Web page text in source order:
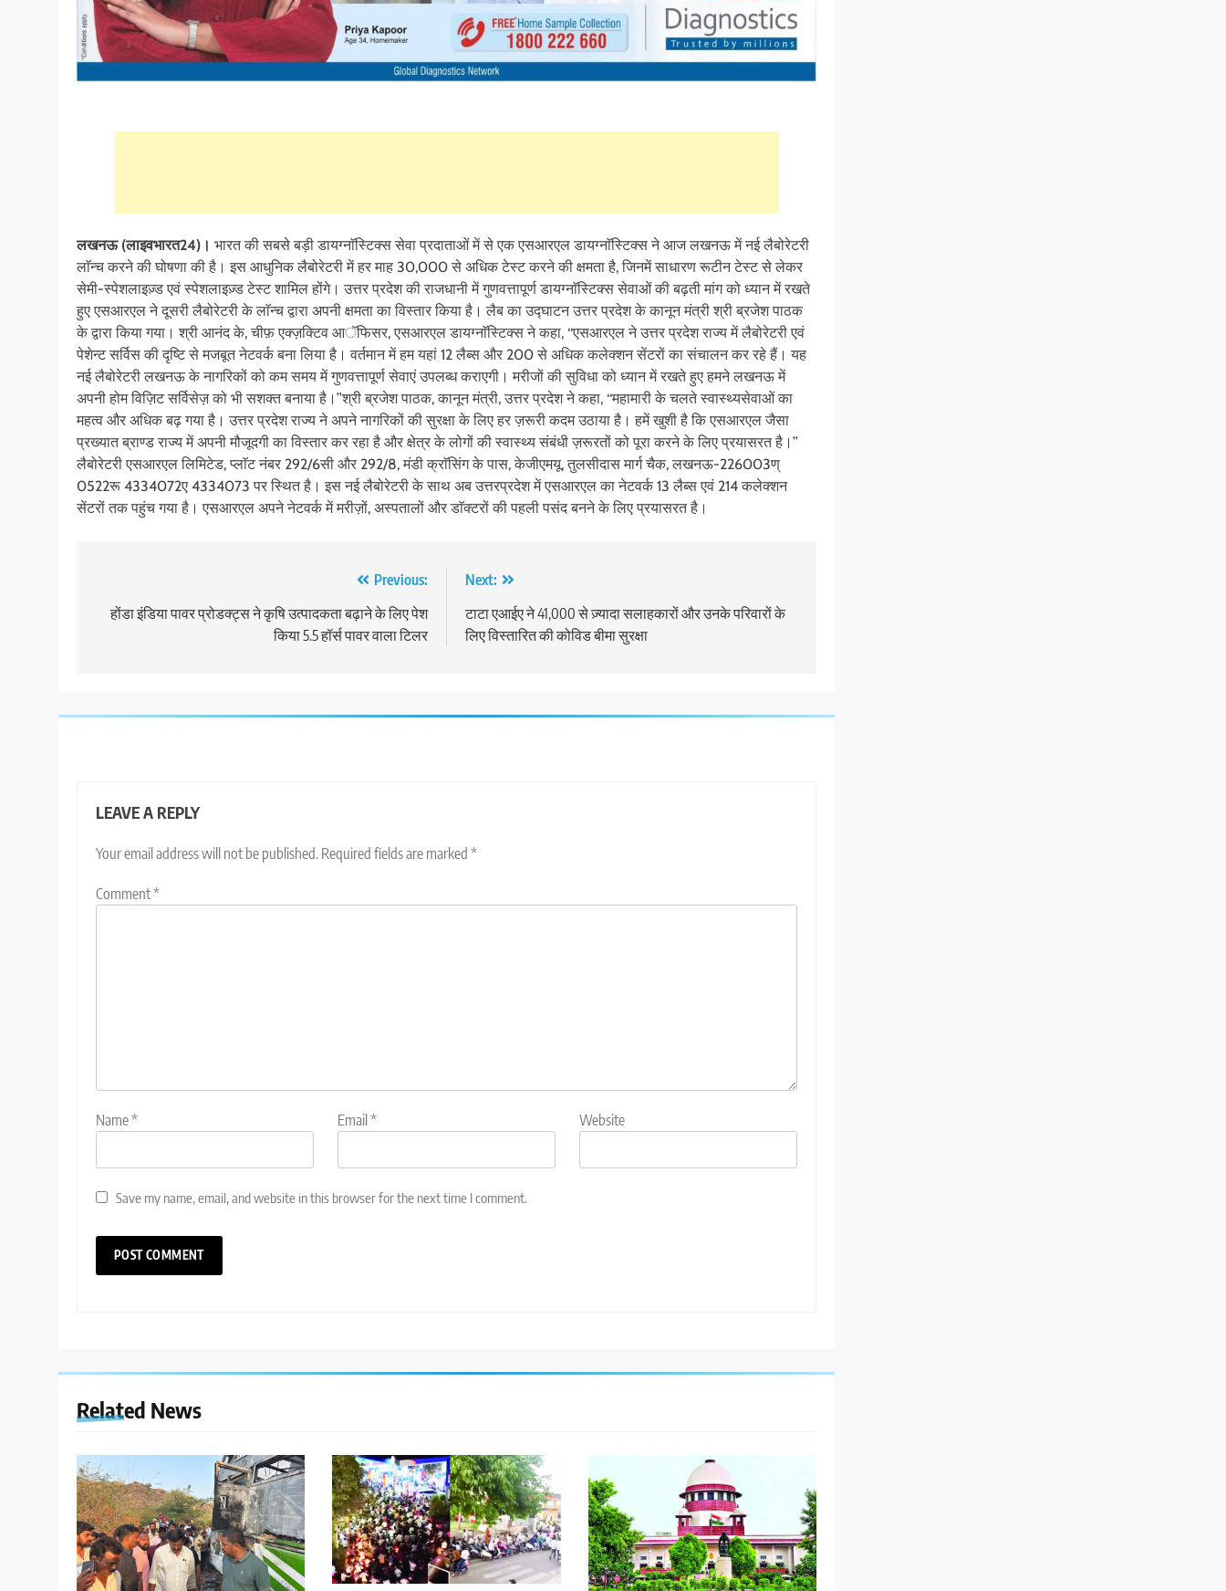
लखनऊ (लाइवभारत24)। भारत की सबसे बड़ी डायग्नाॅस्टिक्स सेवा प्रदाताओं में से एक एसआरएल डायग्नाॅस्टिक्स ने आज लखनऊ में नई लैबोरेटरी
लाॅन्च करने की घोषणा की है। इस आधुनिक लैबोरेटरी में हर माह 30,000 से अधिक टेस्ट करने की क्षमता है, जिनमें साधारण रूटीन टेस्ट से लेकर
सेमी-स्पेशलाइज़्ड एवं स्पेशलाइज़्ड टेस्ट शामिल होंगे। उत्तर प्रदेश की राजधानी में गुणवत्तापूर्ण डायग्नाॅस्टिक्स सेवाओं की बढ़ती मांग को ध्यान में रखते
हुए एसआरएल ने दूसरी लैबोरेटरी के लाॅन्च द्वारा अपनी क्षमता का विस्तार किया है। लैब का उद्घाटन उत्तर प्रदेश के कानून मंत्री श्री ब्रजेश पाठक
के द्वारा किया गया। श्री आनंद के, चीफ़ एक्ज़क्टिव आॅफिसर, एसआरएल डायग्नाॅस्टिक्स ने कहा, ‘‘एसआरएल ने उत्तर प्रदेश राज्य में लैबोरेटरी एवं
पेशेन्ट सर्विस की दृष्टि से मजबूत नेटवर्क बना लिया है। वर्तमान में हम यहां 12 लैब्स और 200 से अधिक कलेक्शन सेंटरों का संचालन कर रहे हैं। यह
नई लैबोरेटरी लखनऊ के नागरिकों को कम समय में गुणवत्तापूर्ण सेवाएं उपलब्ध कराएगी। मरीजों की सुविधा को ध्यान में रखते हुए हमने लखनऊ में
अपनी होम विज़िट सर्विसेज़ को भी सशक्त बनाया है।’’श्री ब्रजेश पाठक, कानून मंत्री, उत्तर प्रदेश ने कहा, ‘‘महामारी के चलते स्वास्थ्यसेवाओं का
महत्व और अधिक बढ़ गया है। उत्तर प्रदेश राज्य ने अपने नागरिकों की सुरक्षा के लिए हर ज़रूरी कदम उठाया है। हमें खुशी है कि एसआरएल जैसा
प्रख्यात ब्राण्ड राज्य में अपनी मौजूदगी का विस्तार कर रहा है और क्षेत्र के लोगों की स्वास्थ्य संबंधी ज़रूरतों को पूरा करने के लिए प्रयासरत है।’’
लैबोरेटरी एसआरएल लिमिटेड, प्लाॅट नंबर 292/6सी और 292/8, मंडी क्राॅसिंग के पास, केजीएमयू, तुलसीदास मार्ग चैक, लखनऊ-226003ण्
0522रू 4334072ए 4334073 पर स्थित है। इस नई लैबोरेटरी के साथ अब उत्तरप्रदेश में एसआरएल का नेटवर्क 13 लैब्स एवं 214 कलेक्शन
सेंटरों तक पहुंच गया है। एसआरएल अपने नेटवर्क में मरीज़ों, अस्पतालों और डाॅक्टरों की पहली पसंद बनने के लिए प्रयासरत है।
navigation
Previous:
होंडा इंडिया पावर प्रोडक्ट्स ने कृषि उत्पादकता बढ़ाने के लिए पेश
किया 5.5 हॉर्स पावर वाला टिलर
Next:
टाटा एआईए ने 41,000 से ज़्यादा सलाहकारों और उनके परिवारों के
लिए विस्तारित की कोविड बीमा सुरक्षा
LEAVE A REPLY
Your email address will not be published. Required fields are marked *
Comment*
Name* Email* Website
Save my name, email, and website in this browser for the next time I comment.
Related News